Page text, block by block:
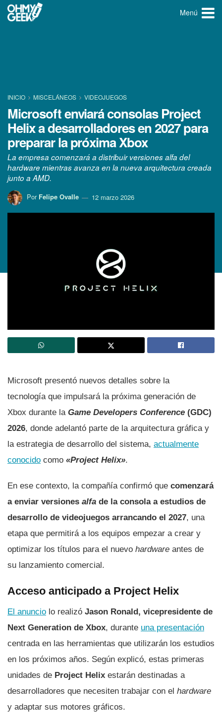
Menú
INICIO MISCELÁNEOS VIDEOJUEGOS
Microsoft enviará consolas Project
Helix a desarrolladores en 2027 para
preparar la próxima Xbox
La empresa comenzará a distribuir versiones alfa del
hardware mientras avanza en la nueva arquitectura creada
junto a AMD.
Por Felipe Ovalle 12 marzo 2026
Microsoft presentó nuevos detalles sobre la
tecnología que impulsará la próxima generación de
Xbox durante la Game Developers Conference (GDC)
2026, donde adelantó parte de la arquitectura gráfica y
la estrategia de desarrollo del sistema, actualmente
conocido como «Project Helix».
En ese contexto, la compañía confirmó que comenzará
a enviar versiones alfa de la consola a estudios de
desarrollo de videojuegos arrancando el 2027, una
etapa que permitirá a los equipos empezar a crear y
optimizar los títulos para el nuevo hardware antes de
su lanzamiento comercial.
Acceso anticipado a Project Helix
El anuncio lo realizó Jason Ronald, vicepresidente de
Next Generation de Xbox, durante una presentación
centrada en las herramientas que utilizarán los estudios
en los próximos años. Según explicó, estas primeras
unidades de Project Helix estarán destinadas a
desarrolladores que necesiten trabajar con el hardware
y adaptar sus motores gráficos.